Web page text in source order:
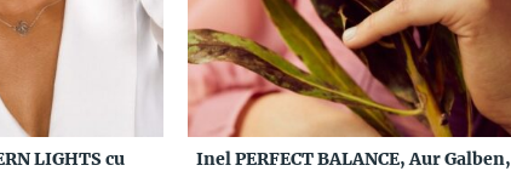
LIGHTS cu
Inel PERFECT BALANCE, Aur Galben,